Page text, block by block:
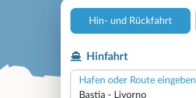
Hin- und Rückfahrt
Hinfahrt
Hafen oder Route eingeben